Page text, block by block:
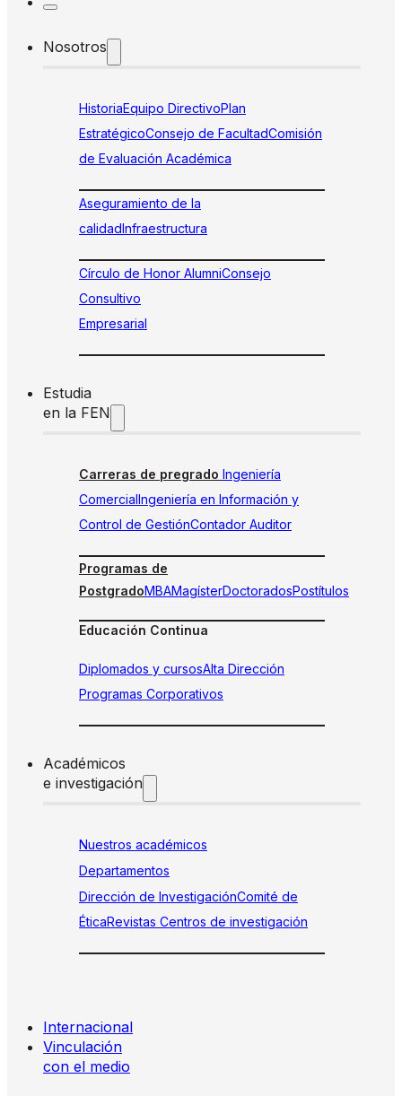
Nosotros
HistoriaEquipo DirectivoPlan
EstratégicoConsejo de FacultadComisión
de Evaluación Académica
Aseguramiento de la
calidadInfraestructura
Círculo de Honor AlumniConsejo
Consultivo
Empresarial
Estudia
en la FEN
Carreras de pregrado Ingeniería
ComercialIngeniería en Información y
Control de GestiónContador Auditor
Programas de
PostgradoMBAMagísterDoctoradosPostítulos
Educación Continua
Diplomados y cursosAlta Dirección
Programas Corporativos
Académicos
e investigación
Nuestros académicos
Departamentos
Dirección de InvestigaciónComité de
ÉticaRevistas Centros de investigación
Internacional
Vinculación
con el medio